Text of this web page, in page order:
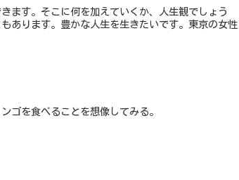
ます。そこに何を加えていくか、人生観でしょう
あります。豊かな人生を生きたいです。東京の女性
ゴを食べることを想像してみる。